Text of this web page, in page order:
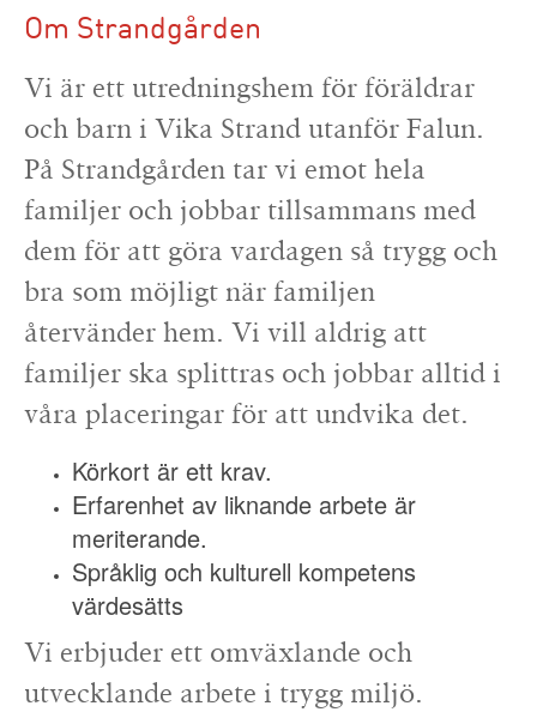
Om Strandgården
Vi är ett utredningshem för föräldrar
och barn i Vika Strand utanför Falun.
På Strandgården tar vi emot hela
familjer och jobbar tillsammans med
dem för att göra vardagen så trygg och
bra som möjligt när familjen
återvänder hem. Vi vill aldrig att
familjer ska splittras och jobbar alltid i
våra placeringar för att undvika det.
Körkort är ett krav.
Erfarenhet av liknande arbete är
meriterande.
Språklig och kulturell kompetens
värdesätts
Vi erbjuder ett omväxlande och
utvecklande arbete i trygg miljö.